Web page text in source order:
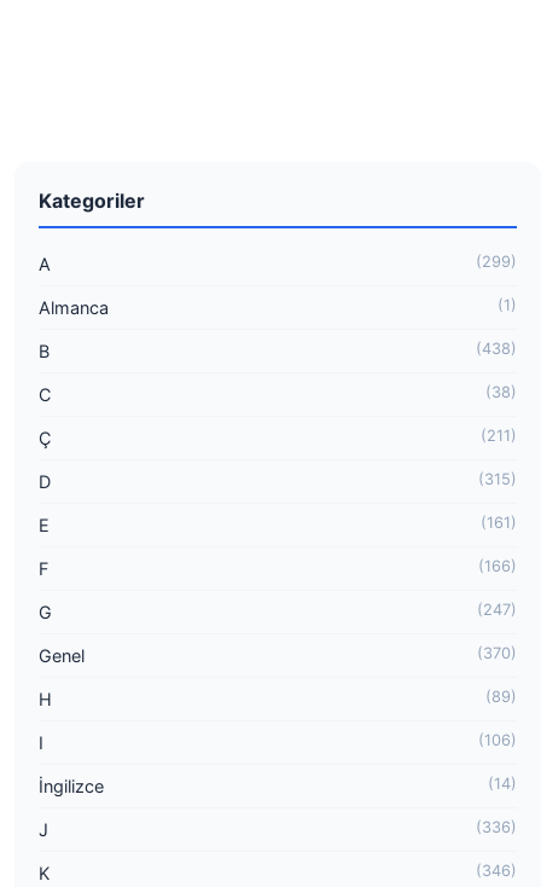
Kategoriler
A (299)
Almanca (1)
B (438)
C (38)
Ç (211)
D (315)
E (161)
F (166)
G (247)
Genel (370)
H (89)
I (106)
İngilizce (14)
J (336)
K (346)